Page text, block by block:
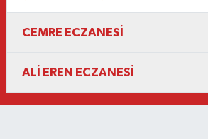
CEMRE ECZANESİ
ALİ EREN ECZANESİ